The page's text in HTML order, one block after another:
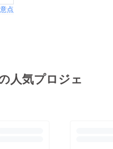
い
に
な
そ
点
人気プロジェ